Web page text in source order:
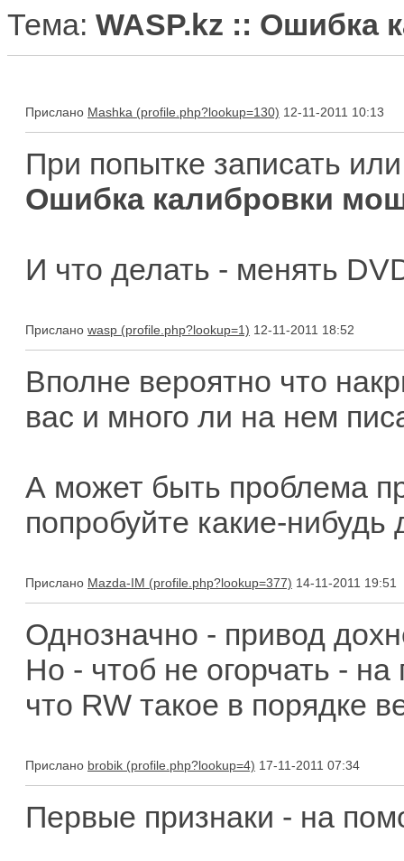
Тема: WASP.kz :: Ошибка
Прислано Mashka 12-11-2011 10:13
При попытке записать
Ошибка калибровки
И что делать - менять
Прислано wasp 12-11-2011 18:52
Вполне вероятно что
вас и много ли на нем
А может быть проблема
попробуйте какие-
Прислано Mazda-IM 14-11-2011 19:51
Однозначно - привод
Но - чтоб не огорчать -
что RW такое в порядке
Прислано brobik 17-11-2011 07:34
Первые признаки - на